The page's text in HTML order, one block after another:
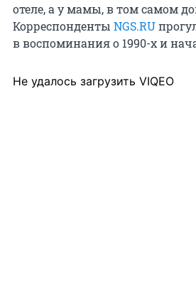
отеле, а у мамы, в том самом
Корреспонденты NGS.RU
в воспоминания о 1990-х и
Не удалось загрузить VIQEO